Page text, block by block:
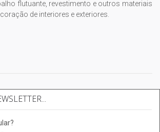
flutuante, revestimento e outros materiais
de interiores e exteriores.